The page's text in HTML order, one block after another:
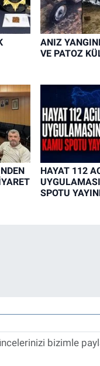
ANIZ
VE PATOZ
HAYAT 112
SPOTU